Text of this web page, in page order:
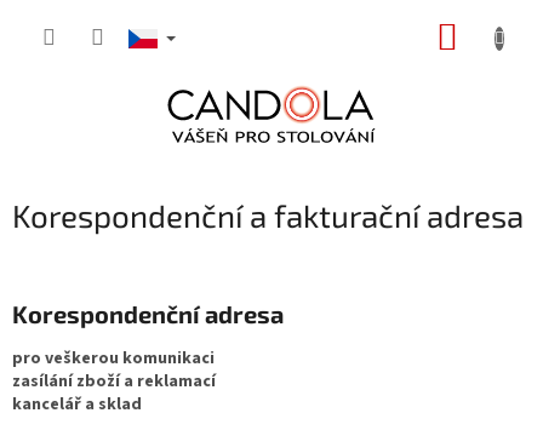
Korespondenční a fakturační adresa
Korespondenční adresa
pro veškerou komunikaci
zasílání zboží a reklamací
kancelář a sklad